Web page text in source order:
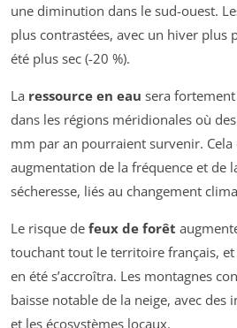
une diminution dans le sud-ouest.
plus contrastées, avec un hiver plus
été plus sec (-20 %).
La ressource en eau sera
dans les régions méridionales où
mm par an pourraient survenir.
augmentation de la fréquence et de
sécheresse, liés au changement
Le risque de feux de forêt
touchant tout le territoire français,
en été s’accroîtra. Les montagnes
baisse notable de la neige, avec des
et les écosystèmes locaux.